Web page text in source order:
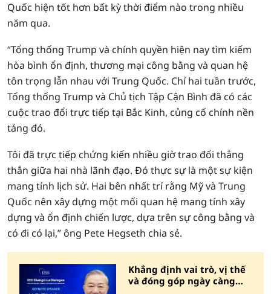
Quốc hiện tốt hơn bất kỳ thời điểm nào trong nhiều
năm qua.
“Tổng thống Trump và chính quyền hiện nay tìm kiếm
hòa bình ổn định, thương mại công bằng và quan hệ
tôn trọng lẫn nhau với Trung Quốc. Chỉ hai tuần trước,
Tổng thống Trump và Chủ tịch Tập Cận Bình đã có các
cuộc trao đổi trực tiếp tại Bắc Kinh, củng cố chính nền
tảng đó.
Tôi đã trực tiếp chứng kiến nhiều giờ trao đổi thẳng
thắn giữa hai nhà lãnh đạo. Đó thực sự là một sự kiện
mang tính lịch sử. Hai bên nhất trí rằng Mỹ và Trung
Quốc nên xây dựng một mối quan hệ mang tính xây
dựng và ổn định chiến lược, dựa trên sự công bằng và
có đi có lại,” ông Pete Hegseth chia sẻ.
Khẳng định vai trò, vị thế
và đóng góp ngày càng